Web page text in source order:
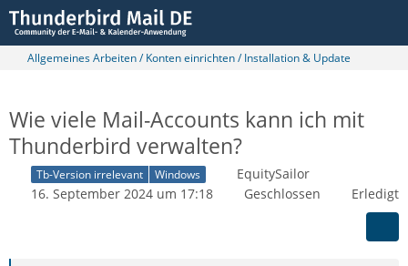
Allgemeines Arbeiten / Konten einrichten / Installation & Update
Wie viele Mail-Accounts kann ich mit
Thunderbird verwalten?
Tb-Version irrelevant Windows
EquitySailor
16. September 2024 um 17:18
Geschlossen Erledigt